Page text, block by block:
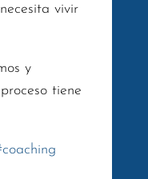
vivir
y
tiene
coaching